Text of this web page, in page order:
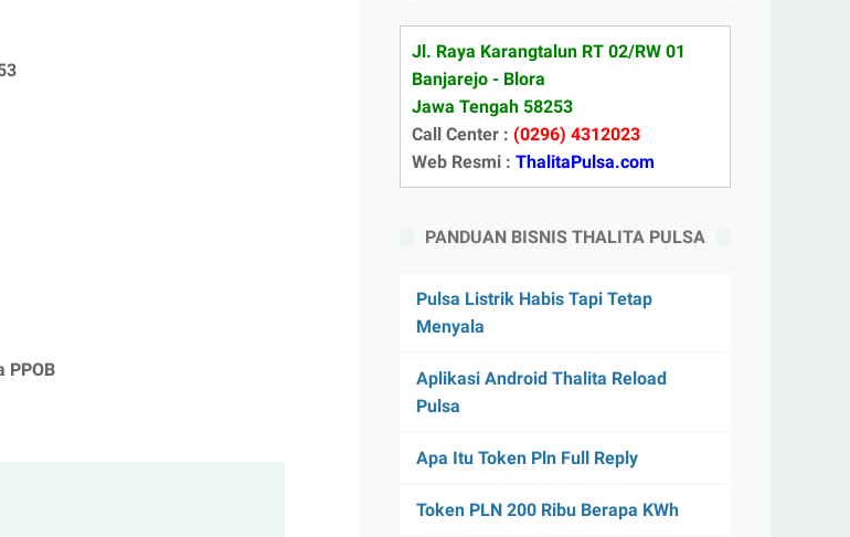
PPOB
Jl. Raya Karangtalun RT 02/RW 01
Banjarejo - Blora
Jawa Tengah 58253
Call Center : (0296) 4312023
Web Resmi : ThalitaPulsa.com
PANDUAN BISNIS THALITA PULSA
Pulsa Listrik Habis Tapi Tetap
Menyala
Aplikasi Android Thalita Reload
Pulsa
Apa Itu Token Pln Full Reply
Token PLN 200 Ribu Berapa KWh